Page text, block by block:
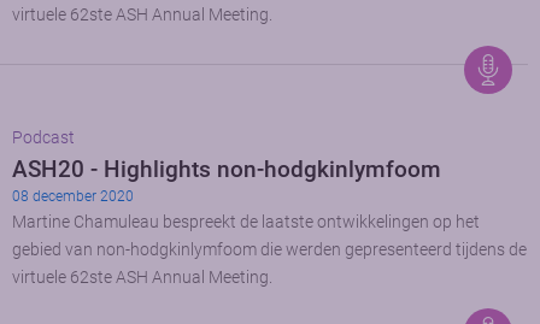
virtuele 62ste ASH Annual Meeting.
Podcast
ASH20 - Highlights non-hodgkinlymfoom
08 december 2020
Martine Chamuleau bespreekt de laatste ontwikkelingen op het
gebied van non-hodgkinlymfoom die werden gepresenteerd tijdens de
virtuele 62ste ASH Annual Meeting.